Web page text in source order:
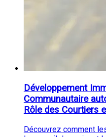
Développement
Communautaire
Rôle des Courtiers
Découvrez comment